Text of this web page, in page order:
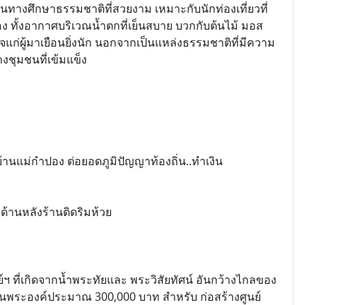
างศึกษาธรรมชาติที่สวยงาม เหมาะกับนักท่องเที่ยวที่
งอากาศบริเวณน้ำตกที่เย็นสบาย บวกกับต้นไม้ มอส
ก่ผู้มาเยือนยิ่งนัก นอกจากเป็นแหล่งธรรมชาติที่มีความ
ชุมชนที่เข้มแข็ง
แม่กำปอง ต่อยอดภูมิปัญญาท้องถิ่น..ทำเงิน
านหลังร้านติดริมห้วย
ที่เกิดจากน้ำพระทัยและ พระวิสัยทัศน์ อันกว้างไกลของ
ระองค์ประมาณ 300,000 บาท สำหรับ ก่อสร้างศูนย์